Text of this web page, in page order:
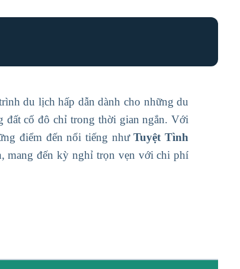
du lịch hấp dẫn dành cho những du
đất cố đô chỉ trong thời gian ngắn. Với
điểm đến nổi tiếng nhưTuyệt Tình
mang đến kỳ nghỉ trọn vẹn với chi phí